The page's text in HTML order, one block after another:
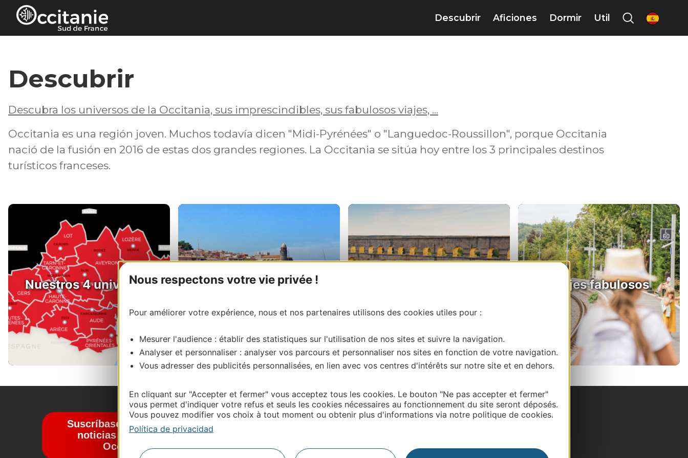
Panel de gestión de cookies
Nous respectons votre vie privée !
Pour améliorer votre expérience, nous et nos partenaires utilisons des cookies utiles pour :
Mesurer l'audience : établir des statistiques sur l'utilisation de nos sites et suivre la navigation.
Analyser et personnaliser : analyser vos parcours et personnaliser nos sites en fonction de votre navigation.
Vous adresser des publicités personnalisées, en lien avec vos centres d'intérêts sur notre site et en dehors.
En cliquant sur "Accepter et fermer" vous acceptez tous les cookies. Le bouton "Ne pas accepter et fermer"
vous permet d'indiquer votre refus et seuls les cookies nécessaires au fonctionnement du site seront déposés.
Vous pouvez modifier vos choix à tout moment ou obtenir plus d'informations via notre politique de cookies.
Política de privacidad
Descubrir Aficiones Dormir Util es
Descubrir
Descubra los universos de la Occitania, sus imprescindibles, sus fabulosos viajes, ...
Occitania es una región joven. Muchos todavía dicen "Midi-Pyrénées" o "Languedoc-Roussillon", porque Occitania
nació de la fusión en 2016 de estas dos grandes regiones. La Occitania se sitúa hoy entre los 3 principales destinos
turísticos franceses.
Nuestros 4 universos Destinos destacados Viajes fabulosos
Suscríbase al boletín de
noticias Destination
Occitanie
Síganos
Otros sitios web
Prensa